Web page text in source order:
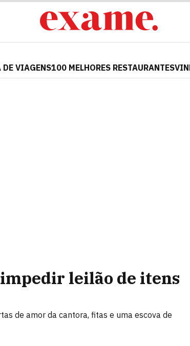
DE VIAGENS100 MELHORES RESTAURANTES
leilão de itens
de amor da cantora, fitas e uma escova de